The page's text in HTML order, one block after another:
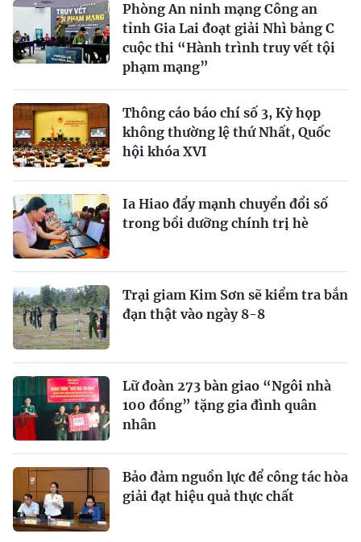
Phòng An ninh mạng Công an
tỉnh Gia Lai đoạt giải Nhì bảng C
cuộc thi “Hành trình truy vết tội
phạm mạng”
Thông cáo báo chí số 3, Kỳ họp
không thường lệ thứ Nhất, Quốc
hội khóa XVI
Ia Hiao đẩy mạnh chuyển đổi số
trong bồi dưỡng chính trị hè
Trại giam Kim Sơn sẽ kiểm tra bắn
đạn thật vào ngày 8-8
Lữ đoàn 273 bàn giao “Ngôi nhà
100 đồng” tặng gia đình quân
nhân
Bảo đảm nguồn lực để công tác hòa
giải đạt hiệu quả thực chất